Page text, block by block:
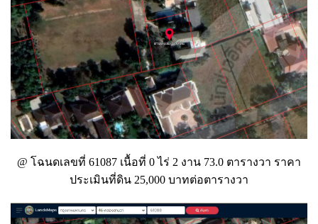
@ โฉนดเลขที่ 61087 เนื้อที่ 0 ไร่ 2 งาน 73.0 ตารางวา ราคา
ประเมินที่ดิน 25,000 บาทต่อตารางวา